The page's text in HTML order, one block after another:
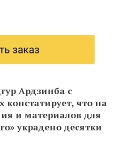
Ардзинба с
что на
и материалов для
украдено десятки